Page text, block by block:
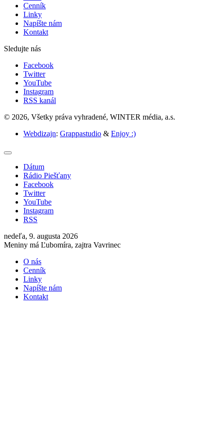
Cenník
Linky
Napíšte nám
Kontakt
Sledujte nás
Facebook
Twitter
YouTube
Instagram
RSS kanál
© 2026, Všetky práva vyhradené, WINTER média, a.s.
Webdizajn: Grappastudio & Enjoy :)
Dátum
Rádio Piešťany
Facebook
Twitter
YouTube
Instagram
RSS
nedeľa, 9. augusta 2026
Meniny má Ľubomíra, zajtra Vavrinec
O nás
Cenník
Linky
Napíšte nám
Kontakt